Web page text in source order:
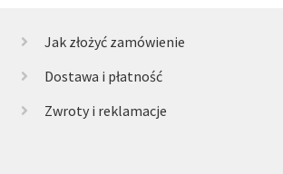
Jak złożyć zamówienie
Dostawa i płatność
Zwroty i reklamacje